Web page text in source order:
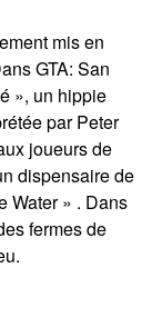
mis en
GTA: San
», un hippie
par Peter
joueurs de
dispensaire de
Water » . Dans
fermes de